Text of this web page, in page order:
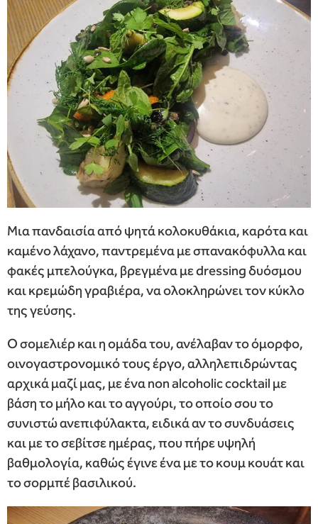
Μια πανδαισία από ψητά κολοκυθάκια, καρότα και
καμένο λάχανο, παντρεμένα με σπανακόφυλλα και
φακές μπελούγκα, βρεγμένα με dressing δυόσμου
και κρεμώδη γραβιέρα, να ολοκληρώνει τον κύκλο
της γεύσης.
Ο σομελιέρ και η ομάδα του, ανέλαβαν το όμορφο,
οινογαστρονομικό τους έργο, αλληλεπιδρώντας
αρχικά μαζί μας, με ένα non alcoholic cocktail με
βάση το μήλο και το αγγούρι, το οποίο σου το
συνιστώ ανεπιφύλακτα, ειδικά αν το συνδυάσεις
και με το σεβίτσε ημέρας, που πήρε υψηλή
βαθμολογία, καθώς έγινε ένα με το κουμ κουάτ και
το σορμπέ βασιλικού.